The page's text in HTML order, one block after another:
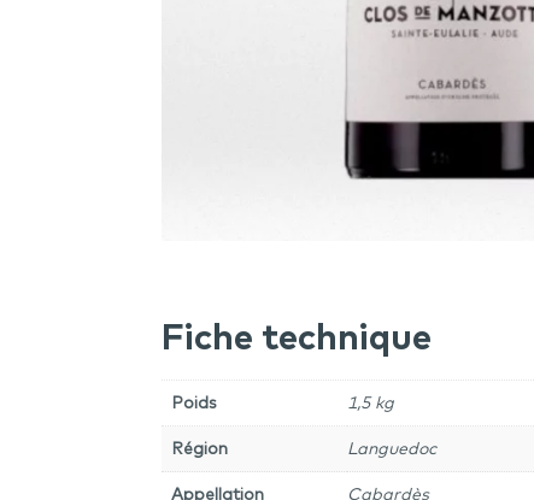
Fiche technique
Poids 1,5 kg
Région Languedoc
Appellation Cabardès